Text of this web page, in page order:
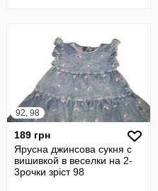
92, 98
189 грн
Ярусна джинсова сукня с
вишивкой в веселки на 2-
3рочки зріст 98